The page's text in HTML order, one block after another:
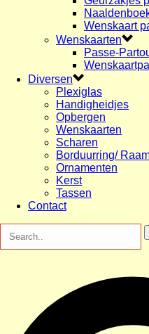
Wenskaart
Wenskaarten
Passe-
Diversen
Plexiglas
Handigheidjes
Opbergen
Wenskaarten
Scharen
Borduurring/
Ornamenten
Kerst
Tassen
Contact